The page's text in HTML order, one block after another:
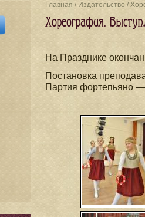
Главная / Издательство /
Хореография.
На Празднике
Постановка
Партия фортепьяно —